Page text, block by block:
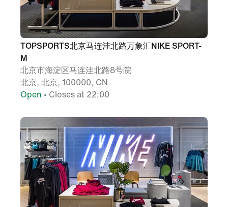
TOPSPORTS北京马连洼北路万象汇NIKE SPORT-
M
北京市海淀区马连洼北路8号院
北京, 北京, 100000, CN
Open • Closes at 22:00